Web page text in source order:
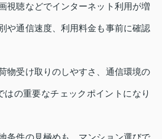
視聴などでインターネット利用が増
や通信速度、利用料金も事前に確認
物受け取りのしやすさ、通信環境の
はの重要なチェックポイントになり
条件の見極めも、マンション選びで